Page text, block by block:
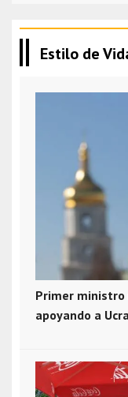
Estilo de
Primer ministro
apoyando a